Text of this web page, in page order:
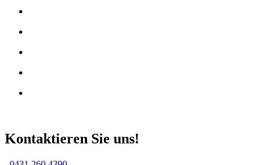
Kontaktieren Sie uns!